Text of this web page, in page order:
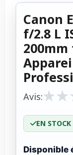
Canon
f/2.8 L
200mm
Avis:★
★★
★
EN STOCK
Disponible